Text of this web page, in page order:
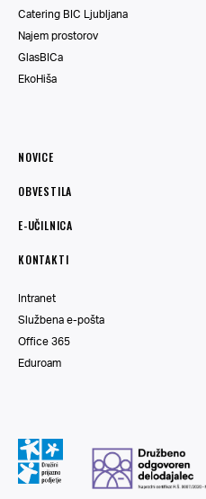
Catering BIC Ljubljana
Najem prostorov
GlasBICa
EkoHiša
NOVICE
OBVESTILA
E-UČILNICA
KONTAKTI
Intranet
Službena e-pošta
Office 365
Eduroam